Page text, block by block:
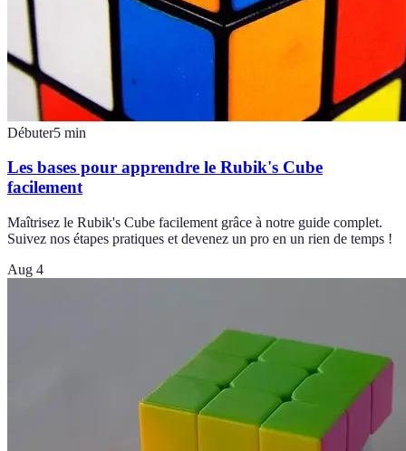
Débuter5 min
Les bases pour apprendre le Rubik's Cube
facilement
Maîtrisez le Rubik's Cube facilement grâce à notre guide complet.
Suivez nos étapes pratiques et devenez un pro en un rien de temps !
Aug 4